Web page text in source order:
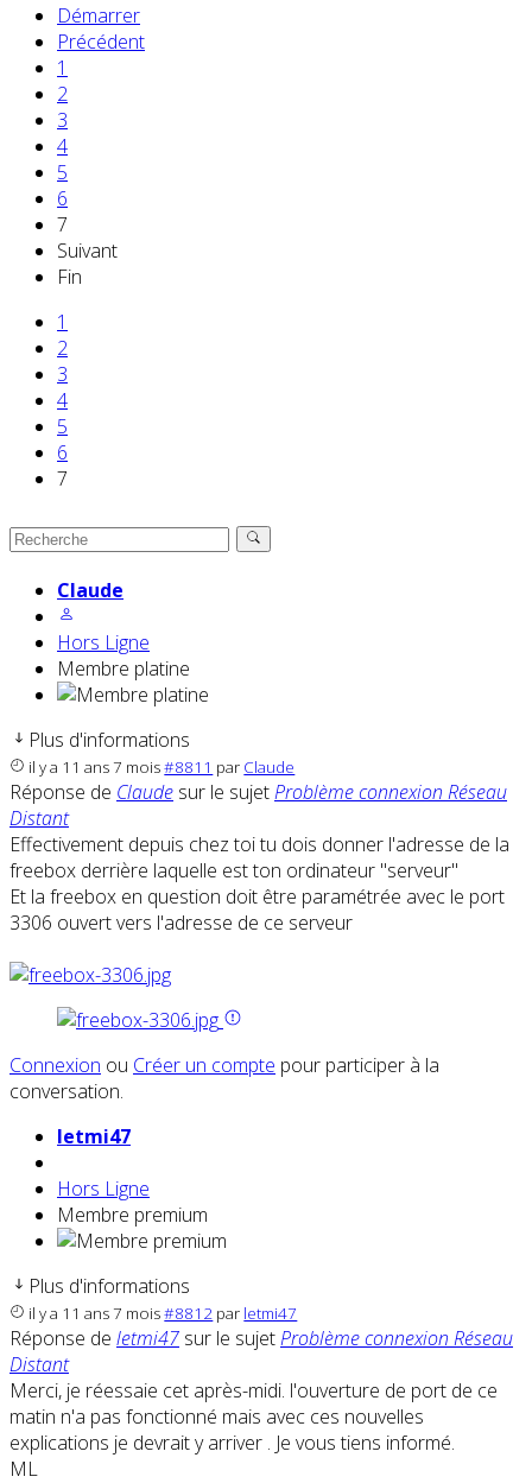
Démarrer
Précédent
1
2
3
4
5
6
7
Suivant
Fin
1
2
3
4
5
6
7
Claude
Hors Ligne
Membre platine
Plus d'informations
il y a 11 ans 7 mois#8811 par Claude
Réponse de Claude sur le sujetProblème connexion Réseau
Distant
Effectivement depuis chez toi tu dois donner l'adresse de la
freebox derrière laquelle est ton ordinateur "serveur"
Et la freebox en question doit être paramétrée avec le port
3306 ouvert vers l'adresse de ce serveur
Connexion ou Créer un compte pour participer à la
conversation.
letmi47
Hors Ligne
Membre premium
Plus d'informations
il y a 11 ans 7 mois#8812 par letmi47
Réponse de letmi47 sur le sujetProblème connexion Réseau
Distant
Merci, je réessaie cet après-midi. l'ouverture de port de ce
matin n'a pas fonctionné mais avec ces nouvelles
explications je devrait y arriver . Je vous tiens informé.
ML